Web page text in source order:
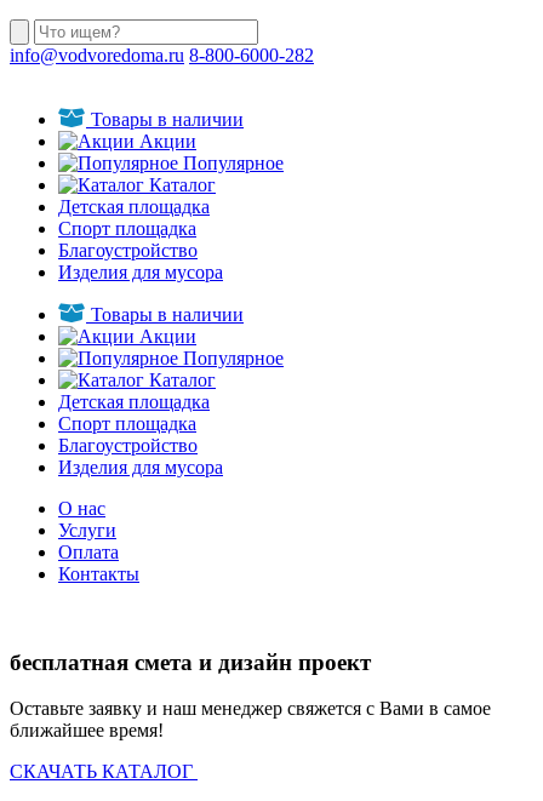
info@vodvoredoma.ru 8-800-6000-282
Товары в наличии
Акции
Популярное
Каталог
Детская площадка
Спорт площадка
Благоустройство
Изделия для мусора
Товары в наличии
Акции
Популярное
Каталог
Детская площадка
Спорт площадка
Благоустройство
Изделия для мусора
О нас
Услуги
Оплата
Контакты
бесплатная смета и дизайн проект
Оставьте заявку и наш менеджер свяжется с Вами в самое
ближайшее время!
СКАЧАТЬ КАТАЛОГ